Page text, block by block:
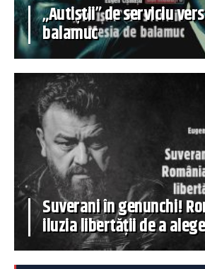
„Autiștii” de serviciu
balamuc
Suverani în genunchi!
iluzia libertății de a alege